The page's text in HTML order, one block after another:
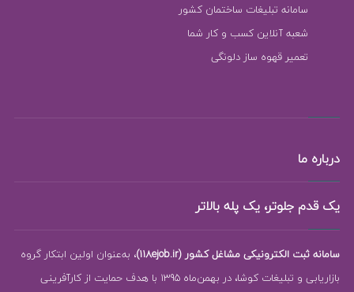
سامانه تبلیغات ساختمان کشور
شعبه آنلاین کسب و کار شما
تعمیر قهوه ساز دلونگی
درباره ما
یک قدم جلوتر، یک پله بالاتر
سامانه ثبت الکترونیکی مشاغل کشور (118ejob.ir)
، به‌عنوان اولین ابتکار گروه
بازاریابی و تبلیغات کوشا، در بهمن‌ماه 1395 با هدف حمایت از کارآفرینی